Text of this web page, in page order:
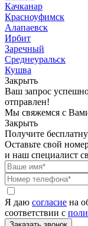
Качканар
Красноуфимск
Алапаевск
Ирбит
Заречный
Среднеуральск
Кушва
Закрыть
Ваш запрос
отправлен!
Мы свяжемся с
Закрыть
Получите
Оставьте свой
и наш специалист
Я даю согласие на
соответствии с